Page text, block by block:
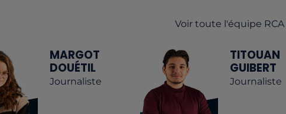
Voir toute l'équipe RCA
MARGOT
DOUÉTIL
Journaliste
TITOUAN
GUIBERT
Journaliste